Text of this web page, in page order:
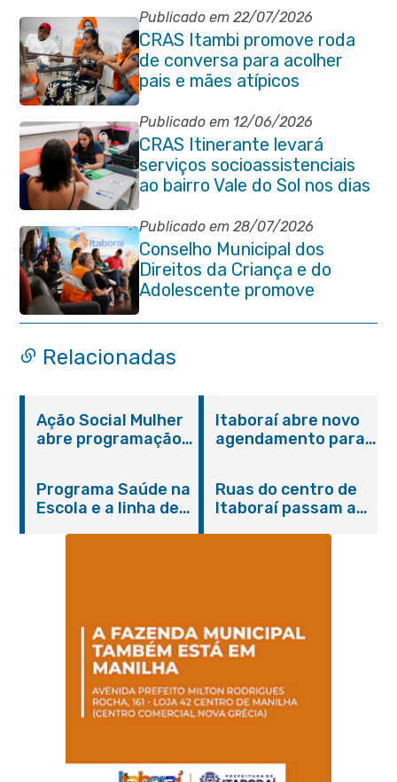
Publicado em 22/07/2026
CRAS Itambi promove roda
de conversa para acolher
pais e mães atípicos
Publicado em 12/06/2026
CRAS Itinerante levará
serviços socioassistenciais
ao bairro Vale do Sol nos dias
15 e 16 de junho e Vila
Gabriela 18 de junho
Publicado em 28/07/2026
Conselho Municipal dos
Direitos da Criança e do
Adolescente promove
reunião de alinhamento com
órgãos públicos
Relacionadas
Ação Social Mulher
abre programação
serviços gratuitos e
orientações
Itaboraí abre novo
agendamento para
Programa Saúde na
Escola e a linha de
Magalhães Seabra
Ruas do centro de
Itaboraí passam a